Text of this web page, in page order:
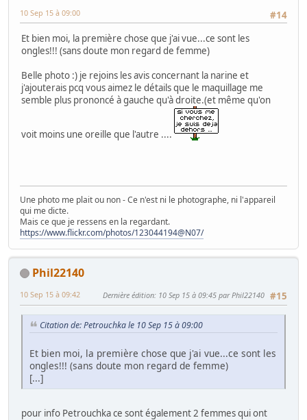
#14
10 Sep 15 à 09:00
Et bien moi, la première chose que j'ai vue...ce sont les
ongles!!! (sans doute mon regard de femme)
Belle photo :) je rejoins les avis concernant la narine et
j'ajouterais pcq vous aimez le détails que le maquillage me
semble plus prononcé à gauche qu'à droite.(et même qu'on
voit moins une oreille que l'autre ....
Une photo me plait ou non - Ce n'est ni le photographe, ni l'appareil
qui me dicte.
Mais ce que je ressens en la regardant.
https://www.flickr.com/photos/123044194@N07/
Phil22140
#15
10 Sep 15 à 09:42 Dernière édition: 10 Sep 15 à 09:45 par Phil22140
Citation de: Petrouchka le 10 Sep 15 à 09:00
Et bien moi, la première chose que j'ai vue...ce sont les
ongles!!! (sans doute mon regard de femme)
[...]
pour info Petrouchka ce sont également 2 femmes qui ont